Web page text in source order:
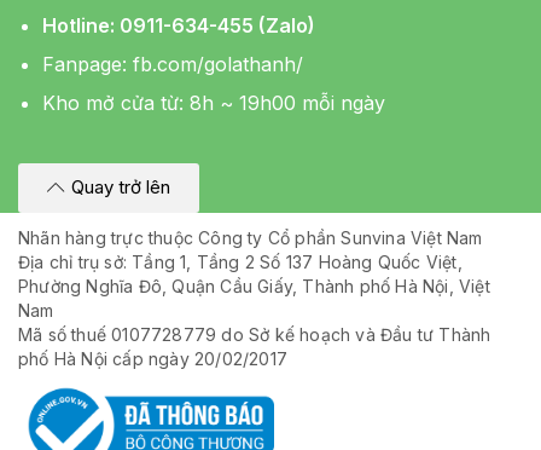
Hotline: 0911-634-455 (Zalo)
Fanpage: fb.com/golathanh/
Kho mở cửa từ: 8h ~ 19h00 mỗi ngày
Quay trở lên
Nhãn hàng trực thuộc Công ty Cổ phần Sunvina Việt Nam
Địa chỉ trụ sở: Tầng 1, Tầng 2 Số 137 Hoàng Quốc Việt,
Phường Nghĩa Đô, Quận Cầu Giấy, Thành phố Hà Nội, Việt
Nam
Mã số thuế 0107728779 do Sở kế hoạch và Đầu tư Thành
phố Hà Nội cấp ngày 20/02/2017